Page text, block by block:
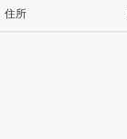
住所